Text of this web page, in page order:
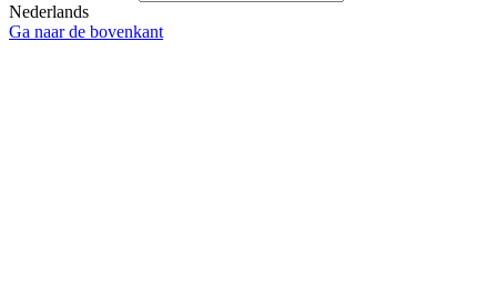
Nederlands
Ga naar de bovenkant